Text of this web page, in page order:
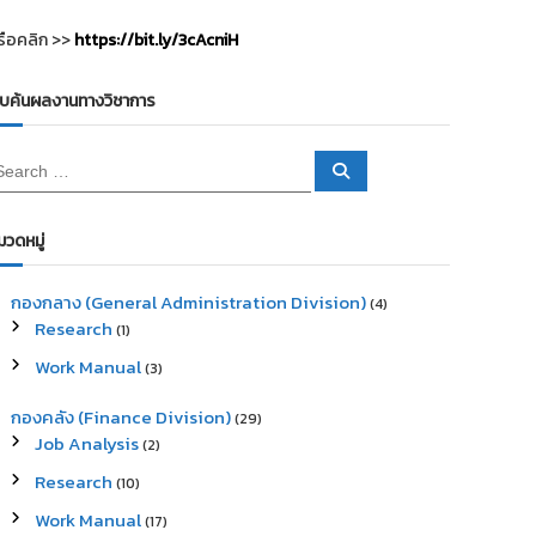
อคลิก >>https://bit.ly/3cAcniH
ค้นผลงานทางวิชาการ
S
วดหมู่
กองกลาง (General Administration Division)(4)
Research (1)
Work Manual(3)
กองคลัง (Finance Division)(29)
Job Analysis(2)
Research (10)
Work Manual(17)